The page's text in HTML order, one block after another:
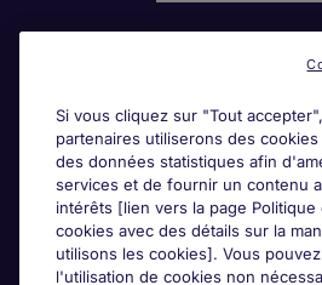
Parcourir nos offres
Cookie settings
Espace Entreprises
Si vous cliquez sur "Tout
partenaires utiliserons des
des données statistiques afin
services et de fournir un contenu
intérêts [lien vers la page Politique
cookies avec des détails sur la
utilisons les cookies]. Vous
l'utilisation de cookies non